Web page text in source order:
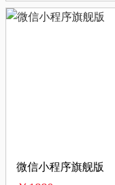
微信小程序旗舰版